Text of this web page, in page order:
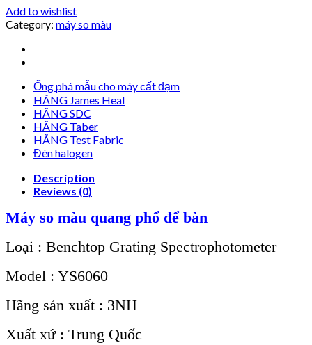
Add to wishlist
Category: máy so màu
Ống phá mẫu cho máy cất đạm
HÃNG James Heal
HÃNG SDC
HÃNG Taber
HÃNG Test Fabric
Đèn halogen
Description
Reviews (0)
Máy so màu quang phổ để bàn
Loại : Benchtop Grating Spectrophotometer
Model : YS6060
Hãng sản xuất : 3NH
Xuất xứ : Trung Quốc